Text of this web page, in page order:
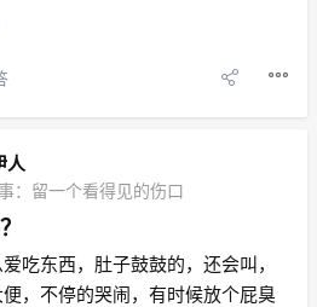
人
：留一个看得见的伤口
吃东西，肚子鼓鼓的，还会叫，
，不停的哭闹，有时候放个屁臭